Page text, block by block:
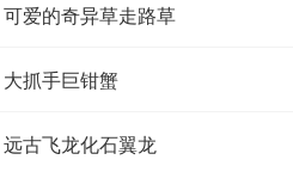
爱的奇异草走路草
抓手巨钳蟹
古飞龙化石翼龙